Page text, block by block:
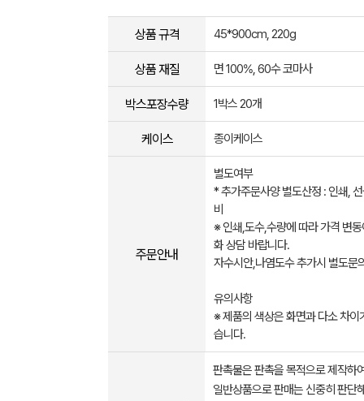
상품 규격 45*900cm, 220g
상품 재질 면 100%, 60수 코마사
박스포장수량 1박스 20개
케이스 종이케이스
주문안내
별도여부
* 추가주문사양 별도산정 : 인쇄,
비
※ 인쇄,도수,수량에 따라 가격 변
화 상담 바랍니다.
자수시안,나염도수 추가시 별도문
유의사항
※ 제품의 색상은 화면과 다소 차이
습니다. ​​​ ​
판촉물은 판촉을 목적으로 제작하
일반상품으로 판매는 신중히 판단